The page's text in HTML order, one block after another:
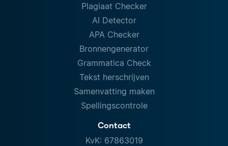
Plagiaat Checker
AI Detector
APA Checker
Bronnengenerator
Grammatica Check
Tekst herschrijven
Samenvatting maken
Spellingscontrole
Contact
KvK: 67863019